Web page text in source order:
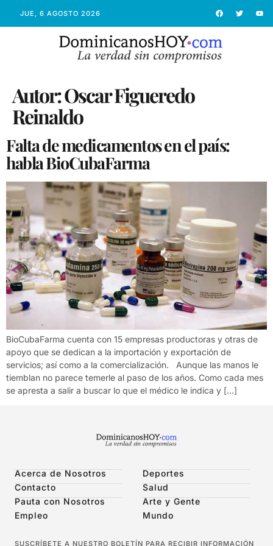
JUE, 6 AGOSTO 2026
Autor:Oscar Figueredo
Reinaldo
Falta de medicamentos en el país:
habla BioCubaFarma
BioCubaFarma cuenta con 15 empresas productoras y otras de
apoyo que se dedican a la importación y exportación de
servicios; así como a la comercialización. Aunque las manos le
tiemblan no parece temerle al paso de los años. Como cada mes
se apresta a salir a buscar lo que el médico le indica y […]
Acerca de Nosotros
Contacto
Pauta con Nosotros
Empleo
Deportes
Salud
Arte y Gente
Mundo
SUSCRÍBETE A NUESTRO BOLETÍN PARA RECIBIR INFORMACIÓN